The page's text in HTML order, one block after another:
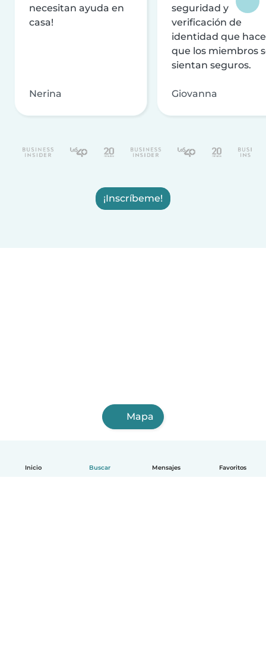
Inicio Buscar Mensajes Favoritos
necesitan ayuda en
casa!
Nerina
seguridad y
verificación de
identidad que
que los miembros
sientan seguros.
Giovanna
¡Inscríbeme!
Mapa